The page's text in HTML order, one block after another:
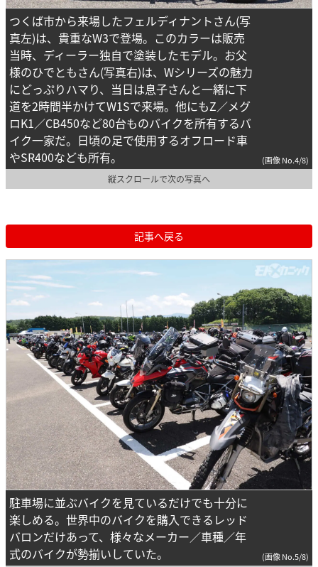
つくば市から来場したフェルディナントさん(写
真左)は、貴重なW3で登場。このカラーは販売
当時、ディーラー独自で塗装したモデル。お父
様のひでともさん(写真右)は、Wシリーズの魅力
にどっぷりハマり、当日は息子さんと一緒に下
道を2時間半かけてW1Sで来場。他にもZ／メグ
ロK1／CB450など80台ものバイクを所有するバ
イク一家だ。日頃の足で使用するオフロード車
やSR400なども所有。
(画像 No.4/8)
縦スクロールで次の写真へ
記事へ戻る
駐車場に並ぶバイクを見ているだけでも十分に
楽しめる。世界中のバイクを購入できるレッド
バロンだけあって、様々なメーカー／車種／年
式のバイクが勢揃いしていた。
(画像 No.5/8)